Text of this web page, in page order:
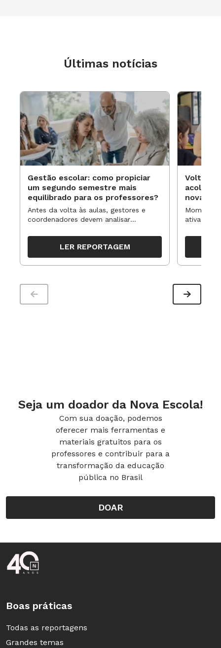
Últimas notícias
Gestão escolar: como propiciar
um segundo semestre mais
equilibrado para os professores?
Antes da volta às aulas, gestores e
coordenadores devem analisar
organizar ações para orientar o
trabalho pedagógico ao longo do
período
LER REPORTAGEM
Volta às
novas
ativa
propostas
Seja um doador da Nova Escola!
Com sua doação, podemos
oferecer mais ferramentas e
materiais gratuitos para os
professores e contribuir para a
transformação da educação
pública no Brasil
DOAR
Rodapé da Nova Escola
Boas práticas
Todas as reportagens
Grandes temas